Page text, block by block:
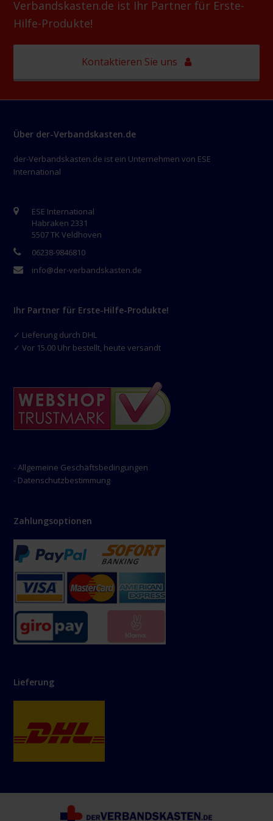
Verbandskasten.de ist Ihr Partner für Erste-
Hilfe-Produkte!
Kontaktieren Sie uns
Über der-Verbandskasten.de
der-Verbandskasten.de ist ein Unternehmen von ESE
International
ESE International
Habraken 2331
5507 TK Veldhoven
06238-9846810
info@der-verbandskasten.de
Ihr Partner für Erste-Hilfe-Produkte!
✓ Lieferung durch DHL
✓ Vor 15.00 Uhr bestellt, heute versandt
- Allgemeine Geschäftsbedingungen
- Datenschutzbestimmung
Zahlungsoptionen
Lieferung